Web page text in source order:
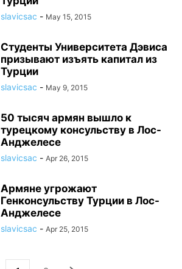
slavicsac - May 15, 2015
Студенты Университета Дэвиса
призывают изъять капитал из
Турции
slavicsac - May 9, 2015
50 тысяч армян вышло к
турецкому консульству в Лос-
Анджелесе
slavicsac - Apr 26, 2015
Армяне угрожают
Генконсульству Турции в Лос-
Анджелесе
slavicsac - Apr 25, 2015